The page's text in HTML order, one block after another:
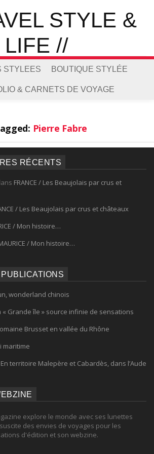
STYLEES BOUTIQUE STYLÉE
& CARNETS DE VOYAGE
Pierre Fabre
RÉCENTS
FRANCE / Les Beaujolais par crus et
/ Les Beaujolais par crus et châteaux
/ Mon histoire…
MAURICE / Mon histoire…
wonderland chinois
« Grande île » source infinie de sensations
Brusset en vallée du Rhône
maritime
En territoire Malepère et Cabardès, dans l’Aude
explore le monde avec ses lunettes
des envies de voyages pour les
d'édition et son webzine.